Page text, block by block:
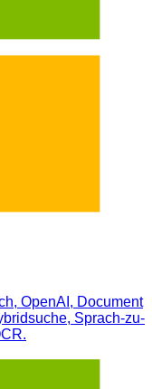
OpenAI, Document
Sprach-zu-